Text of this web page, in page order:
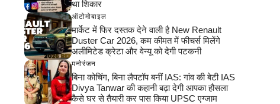
था शिकार
ऑटोमोबाइल
मार्केट में फिर दस्तक देने वाली है New Renault
Duster Car 2026, कम कीमत में फीचर्स मिलेंगे
अलीमिटेड क्रेटा और वेन्यू को देगी पटकनी
मनोरंजन
बिना कोचिंग, बिना लैपटॉप बनीं IAS: गांव की बेटी IAS
Divya Tanwar की कहानी बढ़ा देगी आपका हौसला
कैसे घर से तैयारी कर पास किया UPSC एग्जाम